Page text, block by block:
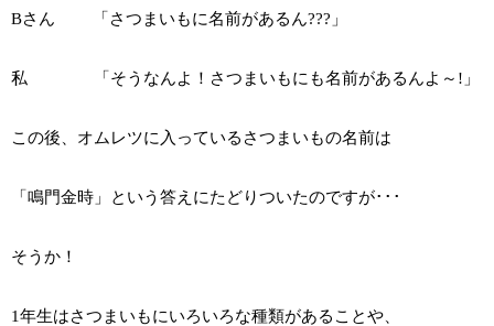
Bさん 「さつまいもに名前があるん???」
私 「そうなんよ！さつまいもにも名前があるんよ～!」
この後、オムレツに入っているさつまいもの名前は
「鳴門金時」という答えにたどりついたのですが･･･
そうか！
1年生はさつまいもにいろいろな種類があることや、